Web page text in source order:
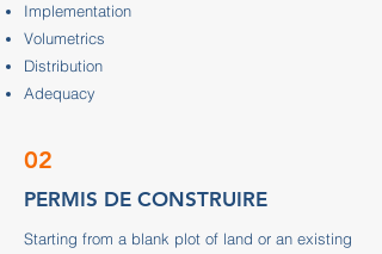
Implementation
Volumetrics
Distribution
Adequacy
02
PERMIS DE CONSTRUIRE
Starting from a blank plot of land or an existing